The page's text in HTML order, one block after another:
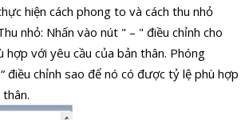
hiện cách phong to và cách thu nhỏ
nhỏ: Nhấn vào nút " – " điều chỉnh cho
hợp với yêu cầu của bản thân. Phóng
điều chỉnh sao để nó có được tỷ lệ phù hợp